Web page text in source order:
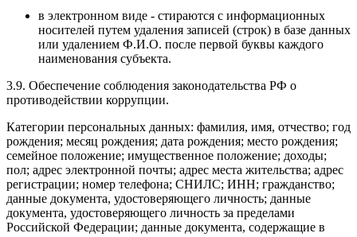
в электронном виде - стираются с информационных
носителей путем удаления записей (строк) в базе данных
или удалением Ф.И.О. после первой буквы каждого
наименования субъекта.
3.9. Обеспечение соблюдения законодательства РФ о
противодействии коррупции.
Категории персональных данных: фамилия, имя, отчество; год
рождения; месяц рождения; дата рождения; место рождения;
семейное положение; имущественное положение; доходы;
пол; адрес электронной почты; адрес места жительства; адрес
регистрации; номер телефона; СНИЛС; ИНН; гражданство;
данные документа, удостоверяющего личность; данные
документа, удостоверяющего личность за пределами
Российской Федерации; данные документа, содержащие в